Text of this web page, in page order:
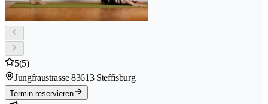
5(5)
Jungfraustrasse 83613 Steffisburg
Termin reservieren